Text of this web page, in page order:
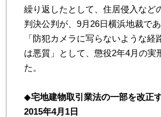
繰り返したとして、住居侵入など
判決公判が、9月26日横浜地裁で
「防犯カメラに写らないような経
は悪質」として、懲役2年4月の実
た。
◆宅地建物取引業法の一部を改
2015年4月1日